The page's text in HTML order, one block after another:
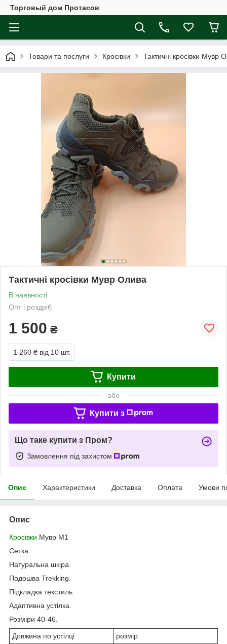
Торговый дом Протасов
Товари та послуги Кросівки Тактичні кросівки Мувр
Тактичні кросівки Мувр Олива
В наявності
Опт і роздріб
1 500 ₴
1 260 ₴ від 10 шт.
Купити
або
Купити з
Що таке купити з Пром?
Замовлення під захистом
Опис Характеристики Доставка Оплата Умови
Опис
Кросівки Мувр М1
Сетка.
Натуральна шкіра.
Подошва Trekking.
Підкладка текстиль.
Адаптивна устілка.
Розміри 40-46.
Довжина по устілці
розмір